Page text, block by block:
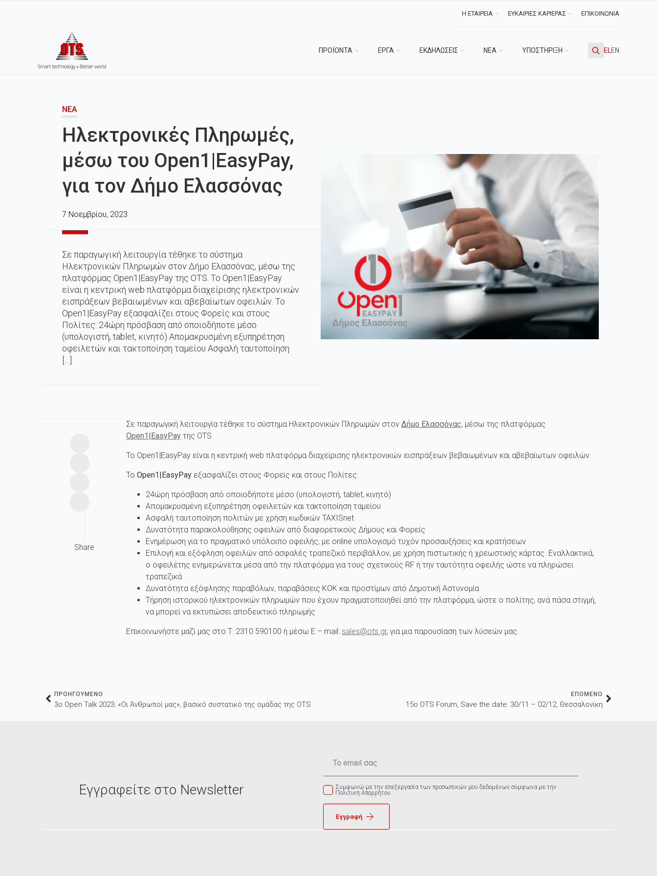
Η ΕΤΑΙΡΕΙΑ ΕΥΚΑΙΡΙΕΣ ΚΑΡΙΕΡΑΣ ΕΠΙΚΟΙΝΩΝΙΑ
ΠΡΟΪΟΝΤΑ ΕΡΓΑ ΕΚΔΗΛΩΣΕΙΣ ΝΕΑ ΥΠΟΣΤΗΡΙΞΗ ELEN
ΝΈΑ
Ηλεκτρονικές Πληρωμές,
μέσω του Open1|EasyPay,
για τον Δήμο Ελασσόνας
7 Νοεμβρίου, 2023
Σε παραγωγική λειτουργία τέθηκε το σύστημα
Ηλεκτρονικών Πληρωμών στον Δήμο Ελασσόνας, μέσω της
πλατφόρμας Open1|EasyPay της OTS. Το Open1|EasyPay
είναι η κεντρική web πλατφόρμα διαχείρισης ηλεκτρονικών
εισπράξεων βεβαιωμένων και αβεβαίωτων οφειλών. Το
Open1|EasyPay εξασφαλίζει στους Φορείς και στους
Πολίτες: 24ώρη πρόσβαση από οποιοδήποτε μέσο
(υπολογιστή, tablet, κινητό) Απομακρυσμένη εξυπηρέτηση
οφειλετών και τακτοποίηση ταμείου Ασφαλή ταυτοποίηση
[…]
Share
Σε παραγωγική λειτουργία τέθηκε το σύστημα Ηλεκτρονικών Πληρωμών στονΔήμο Ελασσόνας, μέσω της πλατφόρμας
Open1|EasyPay της OTS.
Το Open1|EasyPay είναι η κεντρική web πλατφόρμα διαχείρισης ηλεκτρονικών εισπράξεων βεβαιωμένων και αβεβαίωτων οφειλών.
ΤοOpen1|EasyPay εξασφαλίζει στους Φορείς και στους Πολίτες:
24ώρη πρόσβαση από οποιοδήποτε μέσο (υπολογιστή, tablet, κινητό)
Απομακρυσμένη εξυπηρέτηση οφειλετών και τακτοποίηση ταμείου
Ασφαλή ταυτοποίηση πολιτών με χρήση κωδικών TAXISnet
Δυνατότητα παρακολούθησης οφειλών από διαφορετικούς Δήμους και Φορείς
Ενημέρωση για το πραγματικό υπόλοιπο οφειλής, με online υπολογισμό τυχόν προσαυξήσεις και κρατήσεων
Επιλογή και εξόφληση οφειλών από ασφαλές τραπεζικό περιβάλλον, με χρήση πιστωτικής ή χρεωστικής κάρτας. Εναλλακτικά,
ο οφειλέτης ενημερώνεται μέσα από την πλατφόρμα για τους σχετικούς RF ή την ταυτότητα οφειλής ώστε να πληρώσει
τραπεζικά
Δυνατότητα εξόφλησης παραβόλων, παραβάσεις ΚΟΚ και προστίμων από Δημοτική Αστυνομία
Τήρηση ιστορικού ηλεκτρονικών πληρωμών που έχουν πραγματοποιηθεί από την πλατφόρμα, ώστε ο πολίτης, ανά πάσα στιγμή,
να μπορεί να εκτυπώσει αποδεικτικό πληρωμής
Επικοινωνήστε μαζί μας στο T: 2310 590100 ή μέσω E – mail: sales@ots.gr, για μια παρουσίαση των λύσεών μας.
ΠΡΟΗΓΟΥΜΕΝΟ
3ο Open Talk 2023: «Οι Άνθρωποί μας», βασικό συστατικό της ομάδας της OTS
ΕΠΟΜΕΝΟ
15ο OTS Forum, Save the date: 30/11 – 02/12, Θεσσαλονίκη
Εγγραφείτε στο Newsletter
Συμφωνώ με την επεξεργασία των προσωπικών μου δεδομένων σύμφωνα με την
Πολιτική Απορρήτου
Εγγραφή